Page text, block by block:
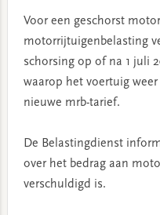
Voor een geschorst
motorrijtuigenbelasting
schorsing op of na 1 juli
waarop het voertuig
nieuwe mrb-tarief.
De Belastingdienst
over het bedrag aan
verschuldigd is.